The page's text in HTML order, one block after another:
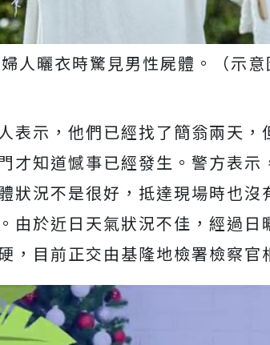
人曬衣時驚見男性屍體。（示意
表示，他們已經找了簡翁兩天，
才知道憾事已經發生。警方表示
狀況不是很好，抵達現場時也沒
由於近日天氣狀況不佳，經過日
，目前正交由基隆地檢署檢察官